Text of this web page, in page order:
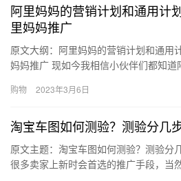
阿里妈妈的营销计划和通用计
里妈妈推广
原文大纲：阿里妈妈的营销计划和通用
妈妈推广 现如今我相信小伙伴们都知
广，但…
购物 2023年3月6日
淘宝车图如何测验？测验分几
原文主题：淘宝车图如何测验？测验分
很多卖家上新时会首选的推广手段，当